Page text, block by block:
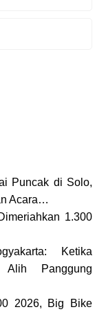
Puncak di Solo,
Acara…
1.300
Ketika
Alih Panggung
2026, Big Bike